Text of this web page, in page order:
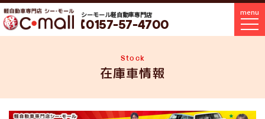
シーモール軽自動車専門店
0157-57-4700
menu
Stock
在庫車情報